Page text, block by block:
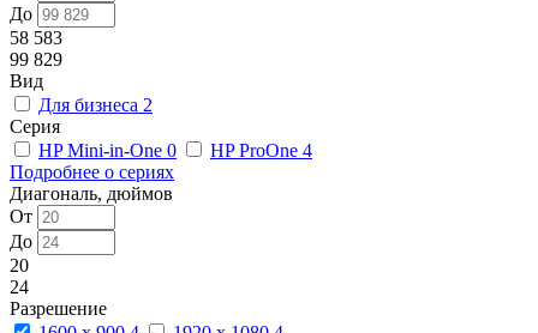
До
58 583
99 829
Вид
Для бизнеса 2
Серия
HP Mini-in-One 0 HP ProOne 4
Подробнее о сериях
Диагональ, дюймов
От
До
20
24
Разрешение